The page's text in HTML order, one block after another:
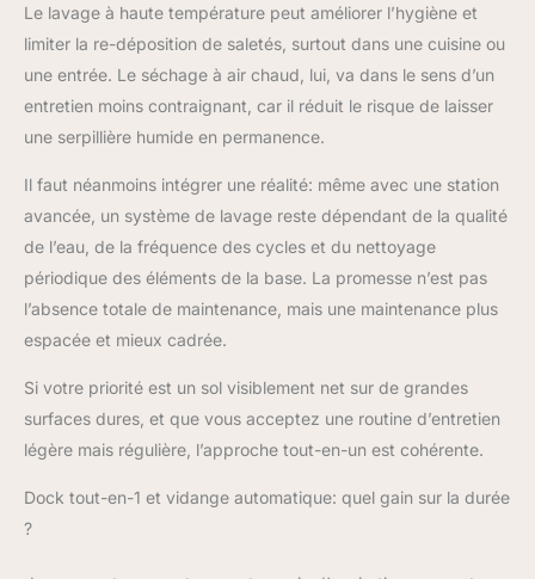
tapis/moquettes pour
une aspiration plus
lente en 2 passages ou
levage de la serpillière
de 10,5 mm pour ne
pas mouiller les
ras [ Idéal pour les
propriétaires d'animaux
domestiques ] Prenez
grâce à un nettoyage
adapté à votre espace;
vos animaux (gamelles,
bacs à litière...), pour
les nettoyer ou les
contact avec vos
Le lavage à haute température peut améliorer l’hygiène et
limiter la re-déposition de saletés, surtout dans une cuisine ou
une entrée. Le séchage à air chaud, lui, va dans le sens d’un
entretien moins contraignant, car il réduit le risque de laisser
une serpillière humide en permanence.
Il faut néanmoins intégrer une réalité: même avec une station
avancée, un système de lavage reste dépendant de la qualité
de l’eau, de la fréquence des cycles et du nettoyage
périodique des éléments de la base. La promesse n’est pas
l’absence totale de maintenance, mais une maintenance plus
espacée et mieux cadrée.
Si votre priorité est un sol visiblement net sur de grandes
surfaces dures, et que vous acceptez une routine d’entretien
légère mais régulière, l’approche tout-en-un est cohérente.
Dock tout-en-1 et vidange automatique: quel gain sur la durée
?